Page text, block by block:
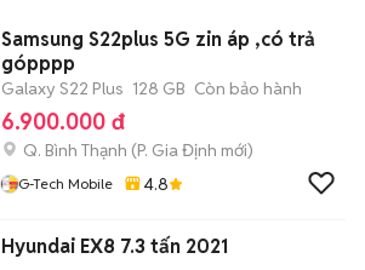
Samsung S22plus 5G zin áp ,có trả
gópppp
Galaxy S22 Plus 128 GB Còn bảo hành
6.900.000 đ
Q. Bình Thạnh (P. Gia Định mới)
G-Tech Mobile 4.8
Hyundai EX8 7.3 tấn 2021